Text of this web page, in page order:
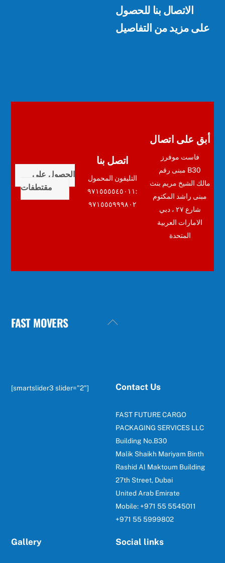
الاتصال بنا للحصول
على مزيد من التفاصيل
الحصول على
مقتطفات
اتصل بنا
التليفون المحمول
:٩٧١٥٥٥٥٤٥٠١١
٩٧١٥٥٥٩٩٩٨٠٢
أبق على اتصال
فاست موفرز
مبنى رقم B30
مالك الشيخ مريم بنث
مبنى راشد المكتوم
شارع ٢٧ ، دبي
الامارات العربية
المتحدة
Back
FAST MOVERS
[smartslider3 slider="2"] Contact Us
FAST FUTURE CARGO
PACKAGING SERVICES LLC
Building No.B30
Malik Shaikh Mariyam Binth
Rashid Al Maktoum Building
27th Street, Dubai
United Arab Emirate
Mobile: +971 55 5545011
+971 55 5999802
Gallery Social links